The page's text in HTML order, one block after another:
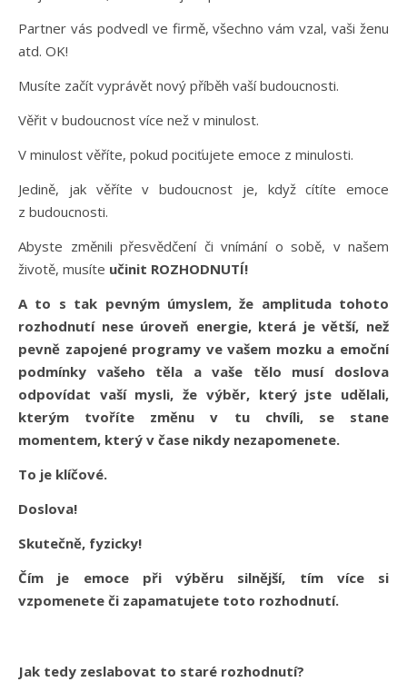
Partner vás podvedl ve firmě, všechno vám vzal, vaši ženu
atd. OK!
Musíte začít vyprávět nový příběh vaší budoucnosti.
Věřit v budoucnost více než v minulost.
V minulost věříte, pokud pociťujete emoce z minulosti.
Jedině, jak věříte v budoucnost je, když cítíte emoce
z budoucnosti.
Abyste změnili přesvědčení či vnímání o sobě, v našem
životě, musíte učinit ROZHODNUTÍ!
A to s tak pevným úmyslem, že amplituda tohoto
rozhodnutí nese úroveň energie, která je větší, než
pevně zapojené programy ve vašem mozku a emoční
podmínky vašeho těla a vaše tělo musí doslova
odpovídat vaší mysli, že výběr, který jste udělali,
kterým tvoříte změnu v tu chvíli, se stane
momentem, který v čase nikdy nezapomenete.
To je klíčové.
Doslova!
Skutečně, fyzicky!
Čím je emoce při výběru silnější, tím více si
vzpomenete či zapamatujete toto rozhodnutí.
Jak tedy zeslabovat to staré rozhodnutí?